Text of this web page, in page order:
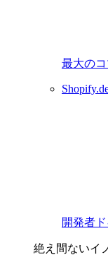
最大の
開発者
絶え間ないイ